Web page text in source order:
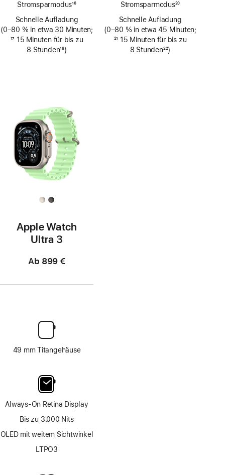
Stromsparmodus
Fußnote
16
Schnelle Aufladung
(0–80 % in etwa 30 Minuten;
Fußnote
17 15 Minuten für bis zu
8 Stunden18)
Stromsparmodus
Fußnote
20
Schnelle Aufladung
(0–80 % in etwa 45 Minuten;
Fußnote
21 15 Minuten für bis zu
8 Stunden22)
Apple Watch
Ultra 3
Ab 899 €
49 mm Titangehäuse
Always-On Retina Display
Bis zu 3.000 Nits
OLED mit weitem Sichtwinkel
LTPO3